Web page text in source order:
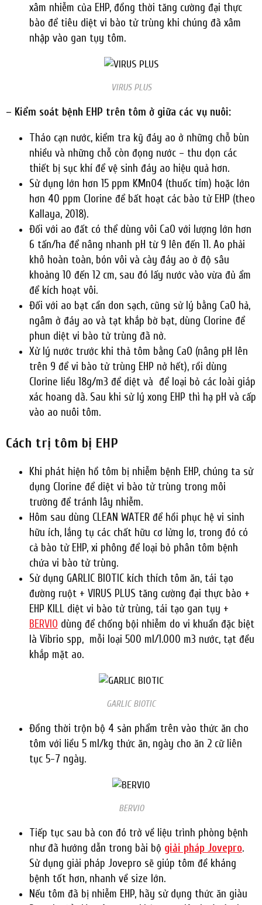
xâm nhiễm của EHP, đồng thời tăng cường đại thực
bào để tiêu diệt vi bào tử trùng khi chúng đã xâm
nhập vào gan tụy tôm.
VIRUS PLUS
– Kiểm soát bệnh EHP trên tôm ở giữa các vụ nuôi:
Tháo cạn nước, kiểm tra kỹ đáy ao ở những chỗ bùn
nhiều và những chỗ còn đọng nước – thu dọn các
thiết bị sục khí để vệ sinh đáy ao hiệu quả hơn.
Sử dụng lớn hơn 15 ppm KMnO4 (thuốc tím) hoặc lớn
hơn 40 ppm Clorine để bất hoạt các bào tử EHP (theo
Kallaya, 2018).
Đối với ao đất có thể dùng vôi CaO với lượng lớn hơn
6 tấn/ha để nâng nhanh pH từ 9 lên đến 11. Ao phải
khô hoàn toàn, bón vôi và cày đáy ao ở độ sâu
khoảng 10 đến 12 cm, sau đó lấy nước vào vừa đủ ẩm
để kích hoạt vôi.
Đối với ao bạt cần don sạch, cũng sử lý bằng CaO hả,
ngâm ở đáy ao và tạt khắp bờ bạt, dùng Clorine để
phun diệt vi bào tử trùng đã nở.
Xử lý nước trước khi thả tôm bằng CaO (nâng pH lên
trên 9 để vi bào tử trùng EHP nở hết), rồi dùng
Clorine liều 18g/m3 để diệt và để loại bỏ các loài giáp
xác hoang dã. Sau khi sử lý xong EHP thì hạ pH và cấp
vào ao nuôi tôm.
Cách trị tôm bị EHP
Khi phát hiện hồ tôm bị nhiễm bệnh EHP, chúng ta sử
dụng Clorine để diệt vi bào tử trùng trong môi
trường để tránh lây nhiễm.
Hôm sau dùng CLEAN WATER để hồi phục hệ vi sinh
hữu ích, lắng tụ các chất hữu cơ lửng lơ, trong đó có
cả bào tử EHP, xi phông để loại bỏ phân tôm bệnh
chứa vi bào tử trùng.
Sử dụng GARLIC BIOTIC kích thích tôm ăn, tái tạo
đường ruột + VIRUS PLUS tăng cường đại thực bào +
EHP KILL diệt vi bào tử trùng, tái tạo gan tụy +
BERVIO dùng để chống bội nhiễm do vi khuẩn đặc biệt
là Vibrio spp, mỗi loại 500 ml/1.000 m3 nước, tạt đều
khắp mặt ao.
GARLIC BIOTIC
Đồng thời trộn bộ 4 sản phẩm trên vào thức ăn cho
tôm với liều 5 ml/kg thức ăn, ngày cho ăn 2 cữ liên
tục 5-7 ngày.
BERVIO
Tiếp tục sau bà con đó trở về liệu trình phòng bệnh
như đã hướng dẫn trong bài bộ giải pháp Jovepro.
Sử dụng giải pháp Jovepro sẽ giúp tôm đề kháng
bệnh tốt hơn, nhanh về size lớn.
Nếu tôm đã bị nhiễm EHP, hãy sử dụng thức ăn giàu